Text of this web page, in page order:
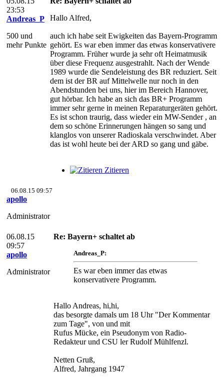
23:53
Andreas_P
500 und
mehr Punkte
Hallo Alfred,
auch ich habe seit Ewigkeiten das Bayern-Programm
gehört. Es war eben immer das etwas konservativere
Programm. Früher wurde ja sehr oft Heimatmusik
über diese Frequenz ausgestrahlt. Nach der Wende
1989 wurde die Sendeleistung des BR reduziert. Seit
dem ist der BR auf Mittelwelle nur noch in den
Abendstunden bei uns, hier im Bereich Hannover,
gut hörbar. Ich habe an sich das BR+ Programm
immer sehr gerne in meinen Reparaturgeräten gehört.
Es ist schon traurig, dass wieder ein MW-Sender , an
dem so schöne Erinnerungen hängen so sang und
klanglos von unserer Radioskala verschwindet. Aber
das ist wohl heute bei der ARD so gang und gäbe.
Zitieren
06.08.15 09:57
apollo
Administrator
06.08.15
09:57
apollo
Administrator
Re: Bayern+ schaltet ab
Andreas_P:
Es war eben immer das etwas
konservativere Programm.
Hallo Andreas, hi,hi,
das besorgte damals um 18 Uhr "Der Kommentar
zum Tage", von und mit
Rufus Mücke, ein Pseudonym von Radio-
Redakteur und CSU ler Rudolf Mühlfenzl.
Netten Gruß,
Alfred, Jahrgang 1947